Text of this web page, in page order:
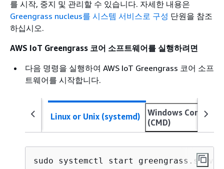
를 시작, 중지 및 관리할 수 있습니다. 자세한 내용은
Greengrass nucleus를 시스템 서비스로 구성 단원을 참조
하십시오.
AWS IoT Greengrass 코어 소프트웨어를 실행하려면
다음 명령을 실행하여 AWS IoT Greengrass 코어 소프
트웨어를 시작합니다.
Linux or Unix (systemd)
Windows
(CMD)
sudo systemctl start